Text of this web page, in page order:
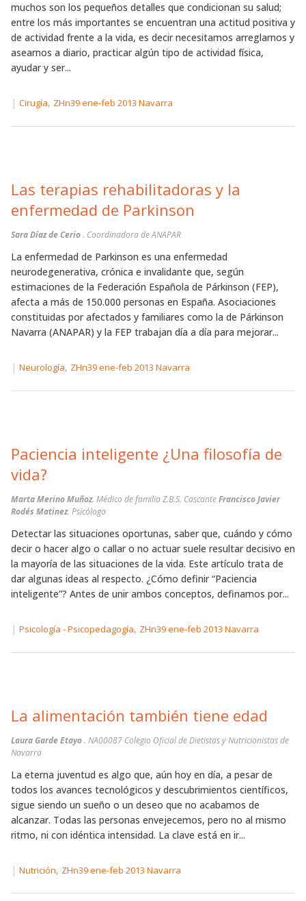
muchos son los pequeños detalles que condicionan su salud;
entre los más importantes se encuentran una actitud positiva y
de actividad frente a la vida, es decir necesitamos arreglarnos y
asearnos a diario, practicar algún tipo de actividad física,
ayudar y ser...
| Cirugía, ZHn39 ene-feb 2013 Navarra
Las terapias rehabilitadoras y la
enfermedad de Parkinson
Sara Díaz de Cerio. Coordinadora de ANAPAR
La enfermedad de Parkinson es una enfermedad
neurodegenerativa, crónica e invalidante que, según
estimaciones de la Federación Española de Párkinson (FEP),
afecta a más de 150.000 personas en España. Asociaciones
constituidas por afectados y familiares como la de Párkinson
Navarra (ANAPAR) y la FEP trabajan día a día para mejorar...
| Neurología, ZHn39 ene-feb 2013 Navarra
Paciencia inteligente ¿Una filosofía de
vida?
Marta Merino Muñoz. Médico de familia Z.B.S. CascanteFrancisco Javier
Rodés Matinez. Psicólogo
Detectar las situaciones oportunas, saber que, cuándo y cómo
decir o hacer algo o callar o no actuar suele resultar decisivo en
la mayoría de las situaciones de la vida. Este artículo trata de
dar algunas ideas al respecto. ¿Cómo definir “Paciencia
inteligente”? Antes de unir ambos conceptos, definamos por...
| Psicología - Psicopedagogía, ZHn39 ene-feb 2013 Navarra
La alimentación también tiene edad
Laura Garde Etayo. NA00087 Colegio Oficial de Dietistas y Nutricionistas de
Navarra
La eterna juventud es algo que, aún hoy en día, a pesar de
todos los avances tecnológicos y descubrimientos científicos,
sigue siendo un sueño o un deseo que no acabamos de
alcanzar. Todas las personas envejecemos, pero no al mismo
ritmo, ni con idéntica intensidad. La clave está en ir...
| Nutrición, ZHn39 ene-feb 2013 Navarra